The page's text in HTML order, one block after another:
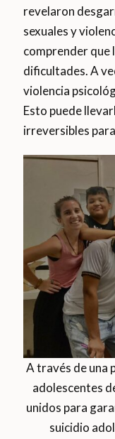
revelaron
sexuales y
comprender que
dificultades. A
violencia
Esto puede
irreversibles
A través de una
adolescentes
unidos para
suicidio